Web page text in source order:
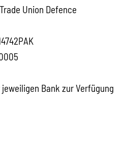
Union Defence
Bank zur Verfügung